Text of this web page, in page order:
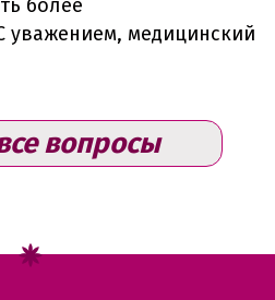
более
уважением, медицинский
вопросы